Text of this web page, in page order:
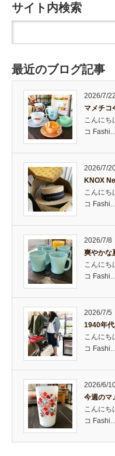
サイト内検索
最近のブログ記事
2026/7/22
マメチ
こんに
コ Fashi…
2026/7/
KNOX
こんに
コ Fashi…
2026/7/8
爽やかな
こんに
コ Fashi…
2026/7/5
1940年
こんに
コ Fashi…
2026/6/
今週の
こんに
コ Fashi…